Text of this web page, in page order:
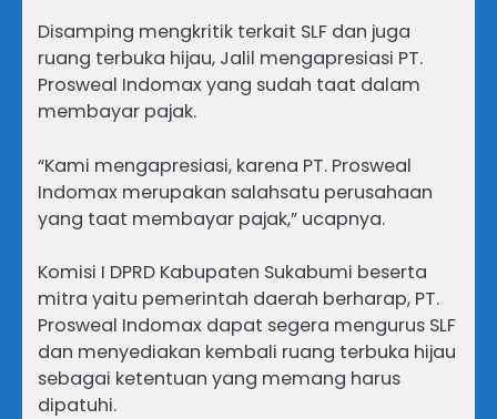
Disamping mengkritik terkait SLF dan juga
ruang terbuka hijau, Jalil mengapresiasi PT.
Prosweal Indomax yang sudah taat dalam
membayar pajak.
“Kami mengapresiasi, karena PT. Prosweal
Indomax merupakan salahsatu perusahaan
yang taat membayar pajak,” ucapnya.
Komisi I DPRD Kabupaten Sukabumi beserta
mitra yaitu pemerintah daerah berharap, PT.
Prosweal Indomax dapat segera mengurus SLF
dan menyediakan kembali ruang terbuka hijau
sebagai ketentuan yang memang harus
dipatuhi.